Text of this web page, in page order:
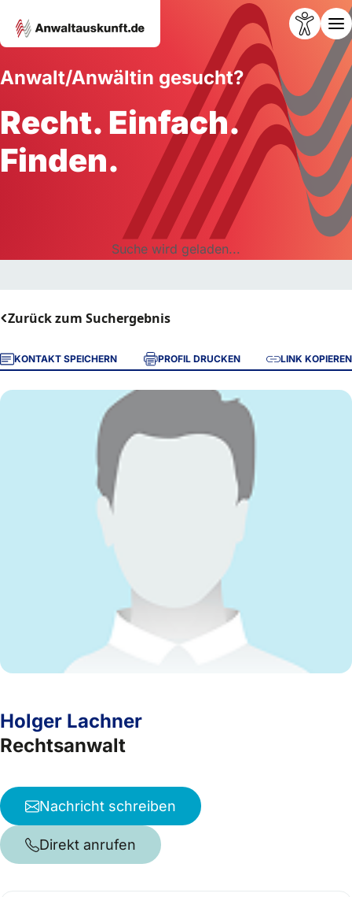
Anwalt/Anwältin gesucht?
Recht. Einfach.
Finden.
Suche wird geladen...
Zurück zum Suchergebnis
KONTAKT SPEICHERN PROFIL DRUCKEN LINK KOPIEREN
Holger Lachner
Rechtsanwalt
Nachricht schreiben
Direkt anrufen